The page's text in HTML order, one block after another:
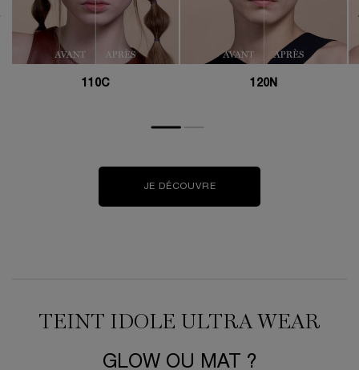
110C 120N
JE DÉCOUVRE​
TEINT IDOLE ULTRA WEAR​​
GLOW OU MAT ?​​